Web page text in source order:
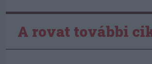
A rovat további